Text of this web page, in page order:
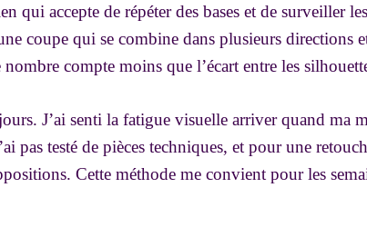
qui accepte de répéter des bases et de surveiller les
coupe qui se combine dans plusieurs directions
compte moins que l’écart entre les
J’ai senti la fatigue visuelle arriver quand ma
pas testé de pièces techniques, et pour une
Cette méthode me convient pour les